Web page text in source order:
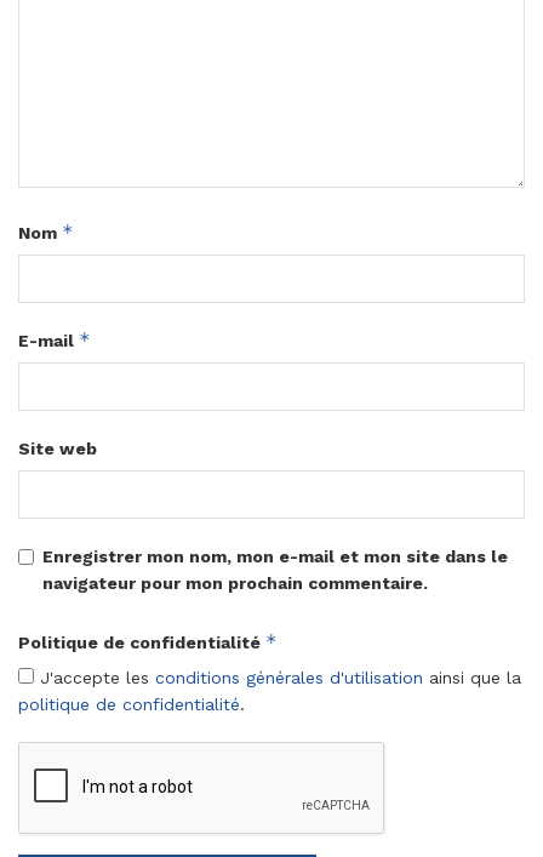
Nom *
E-mail *
Site web
Enregistrer mon nom, mon e-mail et mon site dans le
navigateur pour mon prochain commentaire.
Politique de confidentialité *
J'accepte les conditions générales d'utilisation ainsi que la
politique de confidentialité.